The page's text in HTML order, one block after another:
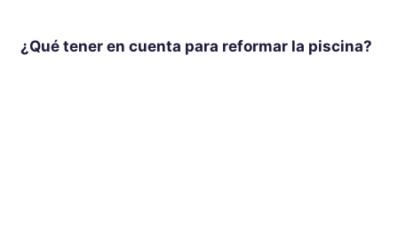
¿Qué tener en cuenta para reformar la piscina?